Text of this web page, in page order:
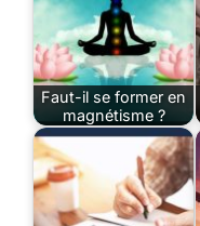
Faut-il se former en
magnétisme ?